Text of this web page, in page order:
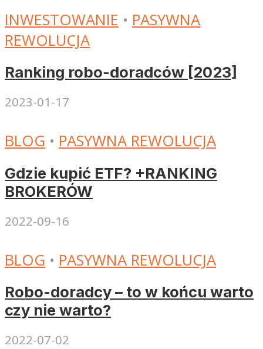
INWESTOWANIE • PASYWNA
REWOLUCJA
Ranking robo-doradców [2023]
2023-01-17
BLOG • PASYWNA REWOLUCJA
Gdzie kupić ETF? +RANKING
BROKERÓW
2022-09-16
BLOG • PASYWNA REWOLUCJA
Robo-doradcy – to w końcu warto
czy nie warto?
2022-07-02